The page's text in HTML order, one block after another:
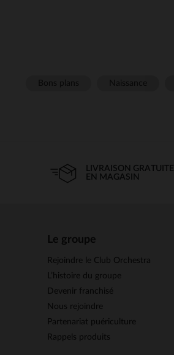
LIVRAISON GRATUITE
EN MAGASIN
Le groupe
Rejoindre le Club Orchestra
L’histoire du groupe
Devenir franchisé
Nous rejoindre
Partenariat puériculture
Rappels produits